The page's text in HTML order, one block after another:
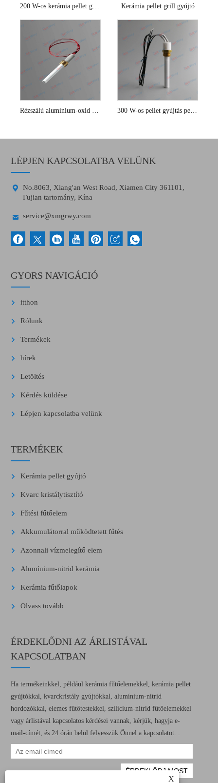
200 W-os kerámia pellet gyújtó biomassza kazánhoz Kerámia pellet grill gyújtó
X
LÉPJEN KAPCSOLATBA VELÜNK

No.8063, Xiang'an West Road, Xiamen City 361101,
Fujian tartomány, Kína
 service@xmgrwy.com
GYORS NAVIGÁCIÓ
itthon
Rólunk
Termékek
hírek
Letöltés
Kérdés küldése
Lépjen kapcsolatba velünk
TERMÉKEK
Kerámia pellet gyújtó
Kvarc kristálytisztító
Fűtési fűtőelem
Akkumulátorral működtetett fűtés
Azonnali vízmelegítő elem
Alumínium-nitrid kerámia
Kerámia fűtőlapok
Olvass tovább
ÉRDEKLŐDNI AZ ÁRLISTÁVAL
KAPCSOLATBAN
Ha termékeinkkel, például kerámia fűtőelemekkel, kerámia pellet
gyújtókkal, kvarckristály gyújtókkal, alumínium-nitrid
hordozókkal, elemes fűtőtestekkel, szilícium-nitrid fűtőelemekkel
vagy árlistával kapcsolatos kérdései vannak, kérjük, hagyja e-
mail-címét, és 24 órán belül felvesszük Önnel a kapcsolatot. .